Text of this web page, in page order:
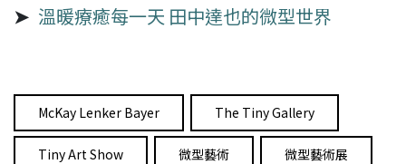
➤ 溫暖療癒每一天 田中達也的微型世界
McKay Lenker Bayer The Tiny Gallery
Tiny Art Show 微型藝術 微型藝術展